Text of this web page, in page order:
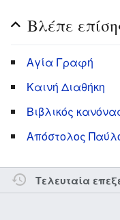
Βλέπε
Αγία Γραφή
Καινή Διαθήκη
Βιβλικός
Απόστολος
Τελευταία